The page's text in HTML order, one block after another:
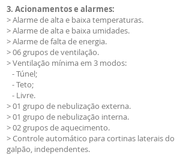
3. Acionamentos e alarmes:
> Alarme de alta e baixa temperaturas.
> Alarme de alta e baixa umidades.
> Alarme de falta de energia.
> 06 grupos de ventilação.
> Ventilação mínima em 3 modos:
- Túnel;
- Teto;
- Livre.
> 01 grupo de nebulização externa.
> 01 grupo de nebulização interna.
> 02 grupos de aquecimento.
> Controle automático para cortinas laterais do
galpão, independentes.